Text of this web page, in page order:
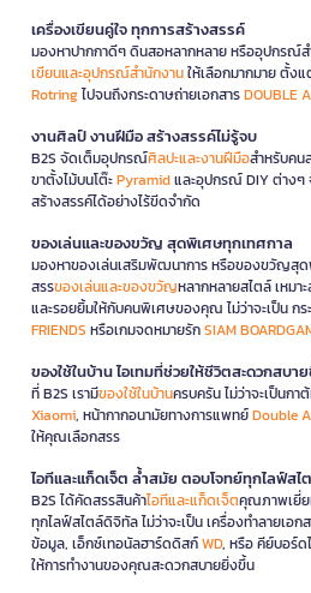
เครื่องเขียนคู่ใจ ทุกการสร้างสรรค์
มองหาปากกาดีๆ ดินสอหลากหลาย หรืออุปกรณ์
เขียนและอุปกรณ์สำนักงานให้เลือกมากมาย ตั้ง
Rotringไปจนถึงกระดาษถ่ายเอกสารDOUBLE A
งานศิลป์ งานฝีมือ สร้างสรรค์ไม่รู้จบ
B2S จัดเต็มอุปกรณ์ศิลปะและงานฝีมือสำหรับคน
ขาตั้งไม้บนโต๊ะPyramidและอุปกรณ์ DIY ต่างๆ
สร้างสรรค์ได้อย่างไร้ขีดจำกัด
ของเล่นและของขวัญ สุดพิเศษทุกเทศกาล
มองหาของเล่นเสริมพัฒนาการ หรือของขวัญสุด
สรรของเล่นและของขวัญหลากหลายสไตล์ เหมา
และรอยยิ้มให้กับคนพิเศษของคุณ ไม่ว่าจะเป็น ก
FRIENDS หรือเกมจดหมายรักSIAM
ของใช้ในบ้าน ไอเทมที่ช่วยให้ชีวิตสะดวกสบา
ที่ B2S เรามีของใช้ในบ้านครบครัน ไม่ว่าจะเป็นกา
Xiaomi, หน้ากากอนามัยทางการแพทย์Double
ให้คุณเลือกสรร
ไอทีและแก็ดเจ็ต ล้ำสมัย ตอบโจทย์ทุกไลฟ์สไ
B2S ได้คัดสรรสินค้าไอทีและแก็ดเจ็ตคุณภาพเยี่ย
ทุกไลฟ์สไตล์ดิจิทัล ไม่ว่าจะเป็น เครื่องทำลายเอก
ข้อมูล, เอ็กซ์เทอนัลฮาร์ดดิสก์WD, หรือ คีย์บอร์ด
ให้การทำงานของคุณสะดวกสบายยิ่งขึ้น